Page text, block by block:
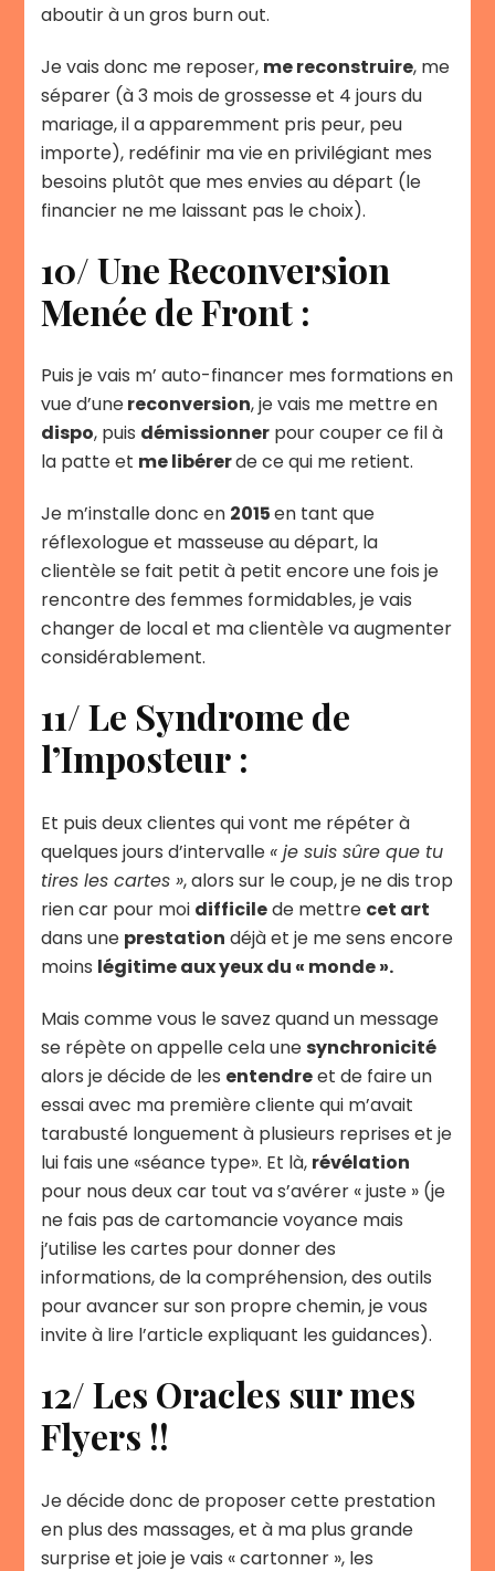
aboutir à un gros burn out.
Je vais donc me reposer, me reconstruire, me
séparer (à 3 mois de grossesse et 4 jours du
mariage, il a apparemment pris peur, peu
importe), redéfinir ma vie en privilégiant mes
besoins plutôt que mes envies au départ (le
financier ne me laissant pas le choix).
10/ Une Reconversion
Menée de Front :
Puis je vais m’ auto-financer mes formations en
vue d’unereconversion, je vais me mettre en
dispo, puis démissionner pour couper ce fil à
la patte et me libérerde ce qui me retient.
Je m’installe donc en 2015en tant que
réflexologue et masseuse au départ, la
clientèle se fait petit à petit encore une fois je
rencontre des femmes formidables, je vais
changer de local et ma clientèle va augmenter
considérablement.
11/ Le Syndrome de
l’Imposteur :
Et puis deux clientes qui vont me répéter à
quelques jours d’intervalle « je suis sûre que tu
tires les cartes », alors sur le coup, je ne dis trop
rien car pour moi difficilede mettre cet art
dans une prestation déjà et je me sens encore
moins légitime aux yeux du « monde ».
Mais comme vous le savez quand un message
se répète on appelle cela unesynchronicité
alors je décide de les entendreet de faire un
essai avec ma première cliente qui m’avait
tarabusté longuement à plusieurs reprises et je
lui fais une «séance type». Et là, révélation
pour nous deux car tout va s’avérer « juste » (je
ne fais pas de cartomancie voyance mais
j’utilise les cartes pour donner des
informations, de la compréhension, des outils
pour avancer sur son propre chemin, je vous
invite à lire l’article expliquant les guidances).
12/ Les Oracles sur mes
Flyers !!
Je décide donc de proposer cette prestation
en plus des massages, et à ma plus grande
surprise et joie je vais « cartonner », les